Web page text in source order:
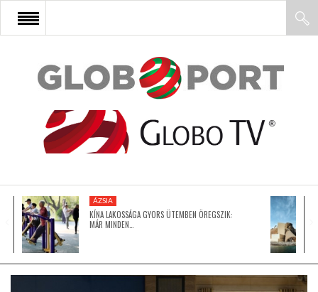
FŐOLDAL
AFRIKA
ÁZSIA
ÁZSIA
KÍNA LAKOSSÁGA GYORS ÜTEMBEN ÖREGSZIK:
MÁR MINDEN…